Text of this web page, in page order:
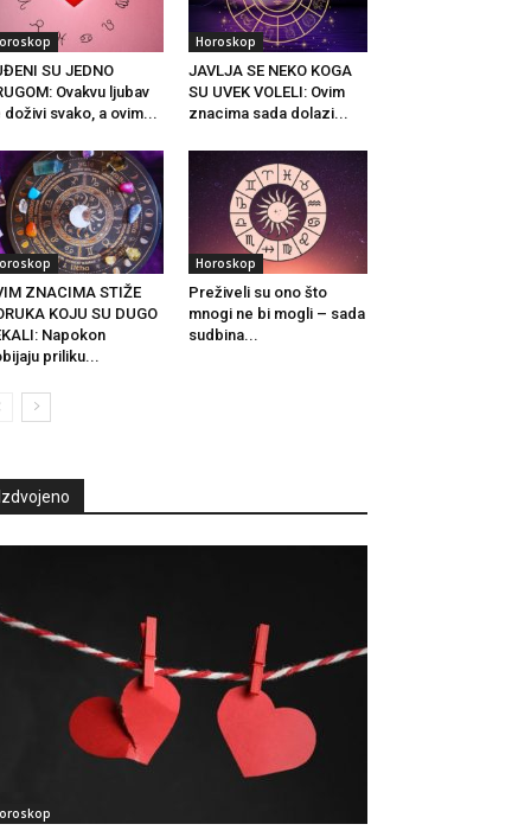
SU JEDNO
Ovakvu ljubav
doživi svako, a ovim...
Horoskop
JAVLJA SE NEKO KOGA
SU UVEK VOLELI: Ovim
znacima sada dolazi...
ZNACIMA STIŽE
KOJU SU DUGO
Napokon
priliku...
Horoskop
Preživeli su ono što
mnogi ne bi mogli – sada
sudbina...
Izdvojeno